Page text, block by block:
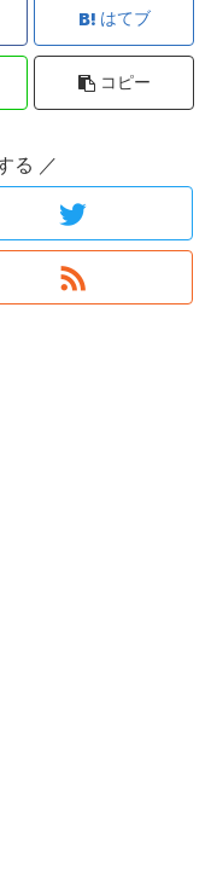
はてブ
コピー
る ／